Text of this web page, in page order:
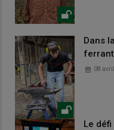
Dans
08
Le